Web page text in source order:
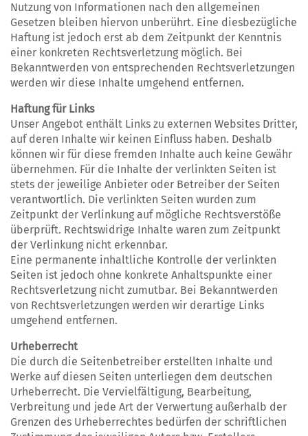
Nutzung von Informationen nach den allgemeinen
Gesetzen bleiben hiervon unberührt. Eine diesbezügliche
Haftung ist jedoch erst ab dem Zeitpunkt der Kenntnis
einer konkreten Rechtsverletzung möglich. Bei
Bekanntwerden von entsprechenden Rechtsverletzungen
werden wir diese Inhalte umgehend entfernen.
Haftung für Links
Unser Angebot enthält Links zu externen Websites Dritter,
auf deren Inhalte wir keinen Einfluss haben. Deshalb
können wir für diese fremden Inhalte auch keine Gewähr
übernehmen. Für die Inhalte der verlinkten Seiten ist
stets der jeweilige Anbieter oder Betreiber der Seiten
verantwortlich. Die verlinkten Seiten wurden zum
Zeitpunkt der Verlinkung auf mögliche Rechtsverstöße
überprüft. Rechtswidrige Inhalte waren zum Zeitpunkt
der Verlinkung nicht erkennbar.
Eine permanente inhaltliche Kontrolle der verlinkten
Seiten ist jedoch ohne konkrete Anhaltspunkte einer
Rechtsverletzung nicht zumutbar. Bei Bekanntwerden
von Rechtsverletzungen werden wir derartige Links
umgehend entfernen.
Urheberrecht
Die durch die Seitenbetreiber erstellten Inhalte und
Werke auf diesen Seiten unterliegen dem deutschen
Urheberrecht. Die Vervielfältigung, Bearbeitung,
Verbreitung und jede Art der Verwertung außerhalb der
Grenzen des Urheberrechtes bedürfen der schriftlichen